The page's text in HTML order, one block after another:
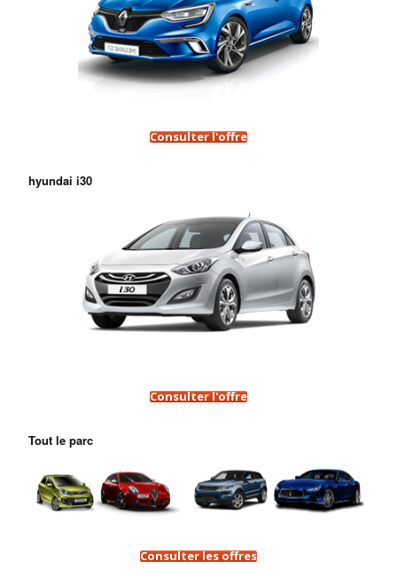
Consulter l'offre
hyundai i30
Consulter l'offre
Tout le parc
Consulter les offres